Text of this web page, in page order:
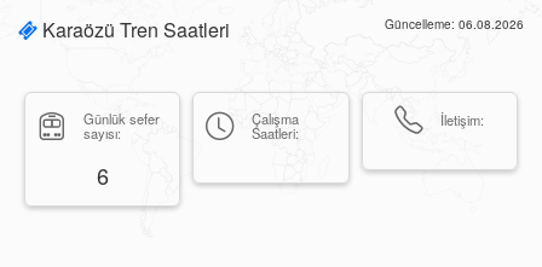
Karaözü Tren Saatleri Güncelleme: 06.08.2026
Günlük sefer
sayısı:
6
Çalışma
Saatleri:
İletişim: